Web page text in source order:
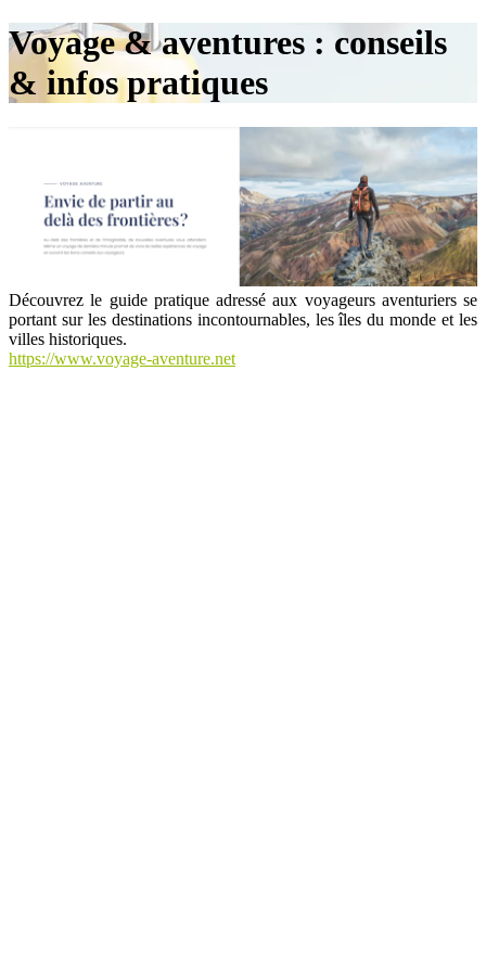
Voyage & aventures : conseils
& infos pratiques
Découvrez le guide pratique adressé aux voyageurs aventuriers se
portant sur les destinations incontournables, les îles du monde et les
villes historiques.
https://www.voyage-aventure.net